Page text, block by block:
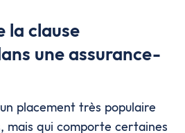
la clause
une assurance-
placement très populaire
mais qui comporte certaines